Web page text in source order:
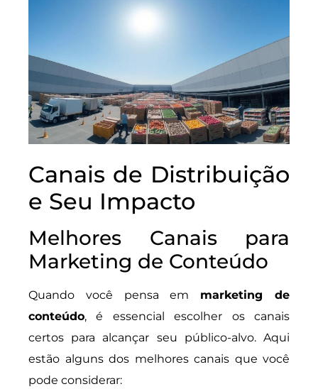
Canais de Distribuição
e Seu Impacto
Melhores Canais para
Marketing de Conteúdo
Quando você pensa em marketing de
conteúdo, é essencial escolher os canais
certos para alcançar seu público-alvo. Aqui
estão alguns dos melhores canais que você
pode considerar: